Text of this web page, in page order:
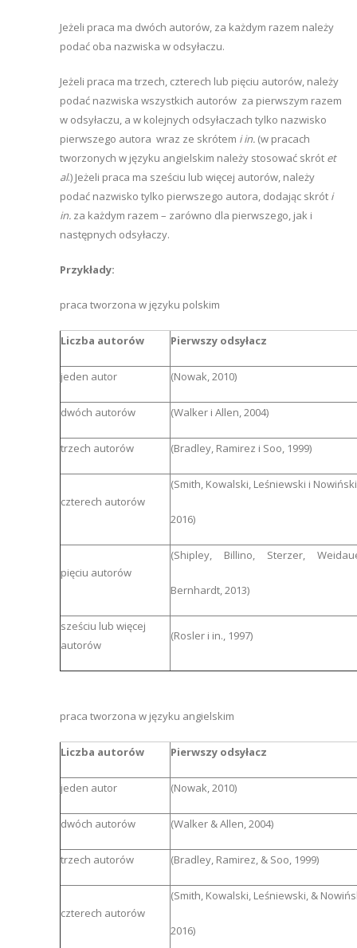
Jeżeli praca ma dwóch autorów, za każdym razem należy
podać oba nazwiska w odsyłaczu.
Jeżeli praca ma trzech, czterech lub pięciu autorów, należy
podać nazwiska wszystkich autorów za pierwszym razem
w odsyłaczu, a w kolejnych odsyłaczach tylko nazwisko
pierwszego autora wraz ze skrótem i in. (w pracach
tworzonych w języku angielskim należy stosować skrót et
al.) Jeżeli praca ma sześciu lub więcej autorów, należy
podać nazwisko tylko pierwszego autora, dodając skrót i
in. za każdym razem – zarówno dla pierwszego, jak i
następnych odsyłaczy.
Przykłady:
praca tworzona w języku polskim
Liczba autorów Pierwszy odsyłacz
jeden autor (Nowak, 2010)
dwóch autorów (Walker i Allen, 2004)
trzech autorów (Bradley, Ramirez i Soo, 1999)
czterech autorów
(Smith, Kowalski, Leśniewski i
2016)
pięciu autorów
(Shipley, Billino, Sterzer,
Bernhardt, 2013)
sześciu lub więcej
autorów
(Rosler i in., 1997)
praca tworzona w języku angielskim
Liczba autorów Pierwszy odsyłacz
jeden autor (Nowak, 2010)
dwóch autorów (Walker & Allen, 2004)
trzech autorów (Bradley, Ramirez, & Soo, 1999)
czterech autorów
(Smith, Kowalski, Leśniewski, &
2016)